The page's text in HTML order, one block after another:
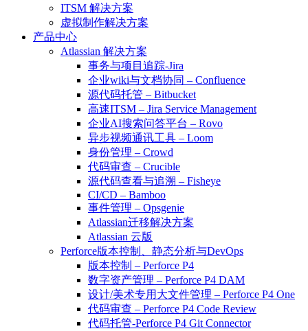
ITSM 解决方案
虚拟制作解决方案
产品中心
Atlassian 解决方案
事务与项目追踪-Jira
企业wiki与文档协同 – Confluence
源代码托管 – Bitbucket
高速ITSM – Jira Service Management
企业AI搜索问答平台 – Rovo
异步视频通讯工具 – Loom
身份管理 – Crowd
代码审查 – Crucible
源代码查看与追溯 – Fisheye
CI/CD – Bamboo
事件管理 – Opsgenie
Atlassian迁移解决方案
Atlassian 云版
Perforce版本控制、静态分析与DevOps
版本控制 – Perforce P4
数字资产管理 – Perforce P4 DAM
设计/美术专用大文件管理 – Perforce P4 One
代码审查 – Perforce P4 Code Review
代码托管-Perforce P4 Git Connector